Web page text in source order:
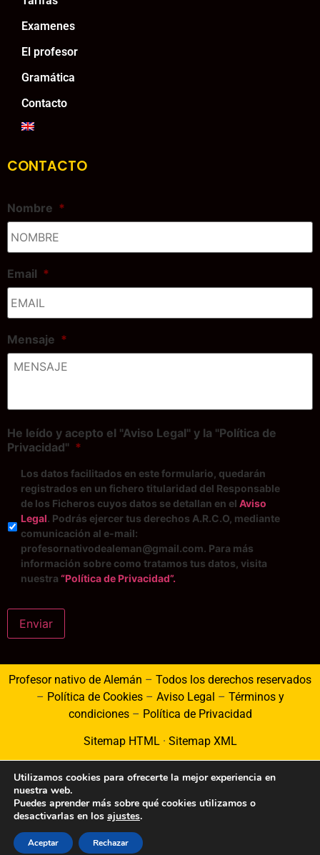
Examenes
El profesor
Gramática
Contacto
CONTACTO
Nombre *
Email *
Mensaje *
He leído y acepto el "Aviso Legal" y la "Política de
Privacidad" *
Los datos facilitados en este formulario, quedarán
registrados en un fichero titularidad del Responsable
de los Ficheros cuyos datos se detallan en el Aviso
Legal. Podrás ejercer tus derechos A.R.C.O, mediante
comunicación al e-mail:
profesornativodealeman@gmail.com. Para más
información sobre como tratamos tus datos, visita
nuestra “Política de Privacidad”.
Enviar
Profesor nativo de Alemán – Todos los derechos reservados
– Política de Cookies– Aviso Legal – Términos y
condiciones– Política de Privacidad
Sitemap HTML· Sitemap XML
Utilizamos cookies para ofrecerte la mejor experiencia en
nuestra web.
Puedes aprender más sobre qué cookies utilizamos o
desactivarlas en los ajustes.
Aceptar Rechazar